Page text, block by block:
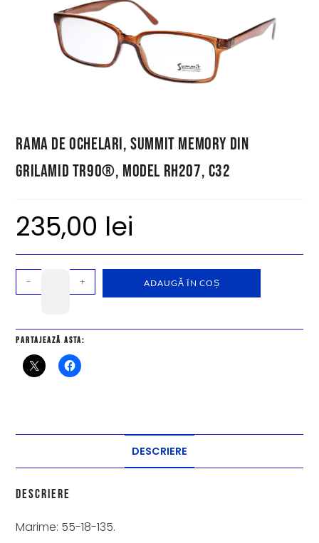
Rama de ochelari, Summit Memory din
Grilamid TR90®, model RH207, C32
235,00 lei
- + ADAUGĂ ÎN COȘ
Partajează asta:
DESCRIERE
Descriere
Marime: 55-18-135.